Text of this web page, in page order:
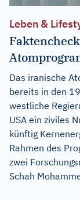
Leben &
Das iranische
bereits in den
westliche
USA ein ziviles
künftig
Rahmen des
zwei
Schah